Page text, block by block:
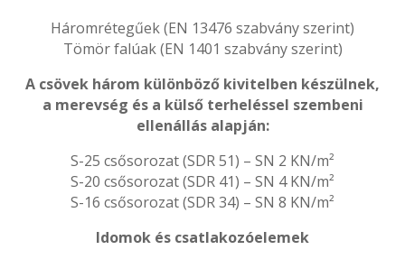
Háromrétegűek (EN 13476 szabvány szerint)
Tömör falúak (EN 1401 szabvány szerint)
A csövek három különböző kivitelben készülnek,
a merevség és a külső terheléssel szembeni
ellenállás alapján:
S-25 csősorozat (SDR 51) – SN 2 KN/m²
S-20 csősorozat (SDR 41) – SN 4 KN/m²
S-16 csősorozat (SDR 34) – SN 8 KN/m²
Idomok és csatlakozóelemek